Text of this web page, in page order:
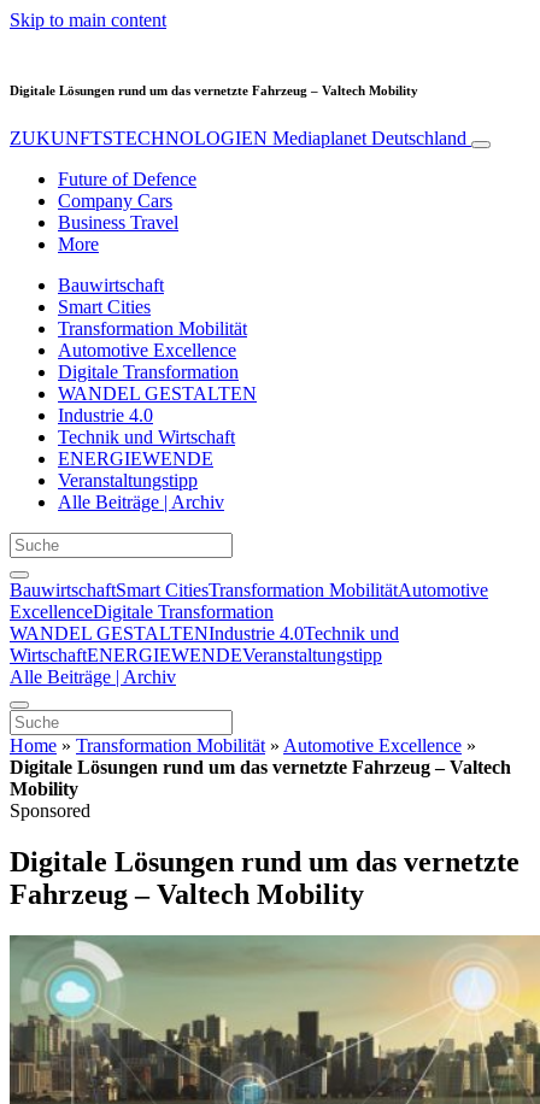
Skip to main content
Digitale Lösungen rund um das vernetzte Fahrzeug – Valtech Mobility
ZUKUNFTSTECHNOLOGIEN Mediaplanet Deutschland
Future of Defence
Company Cars
Business Travel
More
Bauwirtschaft
Smart Cities
Transformation Mobilität
Automotive Excellence
Digitale Transformation
WANDEL GESTALTEN
Industrie 4.0
Technik und Wirtschaft
ENERGIEWENDE
Veranstaltungstipp
Alle Beiträge | Archiv
BauwirtschaftSmart CitiesTransformation MobilitätAutomotive
ExcellenceDigitale Transformation
WANDEL GESTALTENIndustrie 4.0Technik und
WirtschaftENERGIEWENDEVeranstaltungstipp
Alle Beiträge | Archiv
Home » Transformation Mobilität » Automotive Excellence »
Digitale Lösungen rund um das vernetzte Fahrzeug – Valtech
Mobility
Sponsored
Digitale Lösungen rund um das vernetzte
Fahrzeug – Valtech Mobility